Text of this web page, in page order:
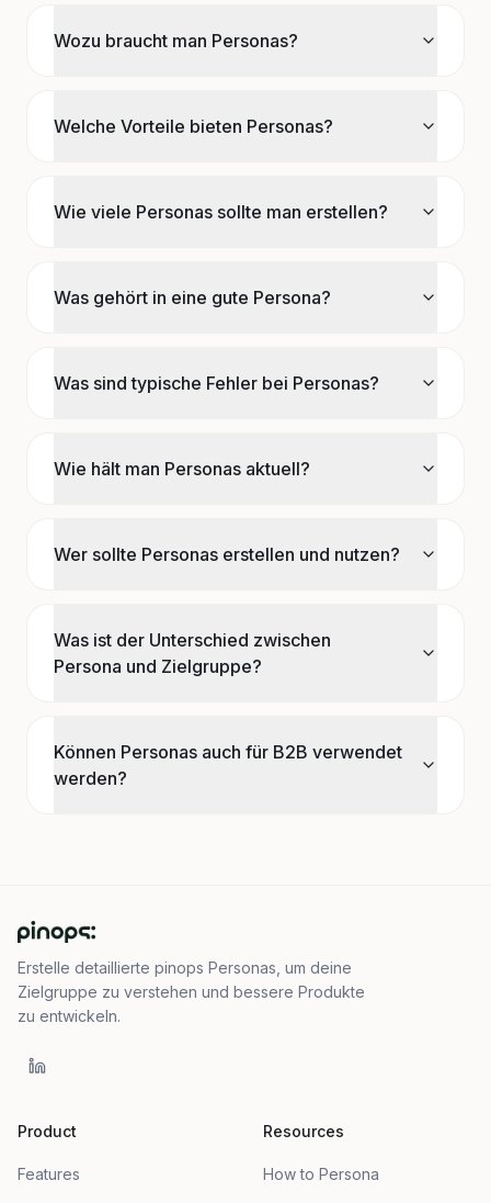
Wozu braucht man Personas?
Welche Vorteile bieten Personas?
Wie viele Personas sollte man erstellen?
Was gehört in eine gute Persona?
Was sind typische Fehler bei Personas?
Wie hält man Personas aktuell?
Wer sollte Personas erstellen und nutzen?
Was ist der Unterschied zwischen
Persona und Zielgruppe?
Können Personas auch für B2B verwendet
werden?
Erstelle detaillierte pinops Personas, um deine
Zielgruppe zu verstehen und bessere Produkte
zu entwickeln.
Product
Features
Resources
How to Persona